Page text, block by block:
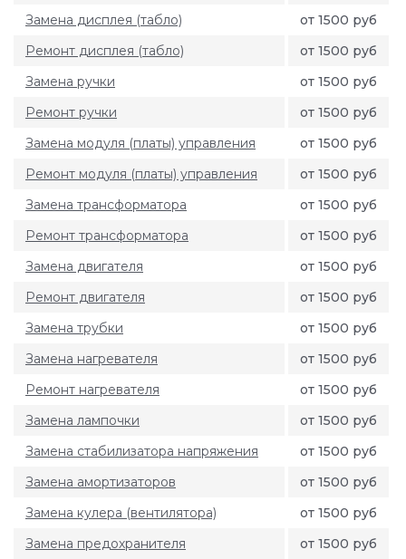
Замена дисплея (табло)
от 1500 руб
Ремонт дисплея (табло)
от 1500 руб
Замена ручки
от 1500 руб
Ремонт ручки
от 1500 руб
Замена модуля (платы) управления
от 1500 руб
Ремонт модуля (платы) управления
от 1500 руб
Замена трансформатора
от 1500 руб
Ремонт трансформатора
от 1500 руб
Замена двигателя
от 1500 руб
Ремонт двигателя
от 1500 руб
Замена трубки
от 1500 руб
Замена нагревателя
от 1500 руб
Ремонт нагревателя
от 1500 руб
Замена лампочки
от 1500 руб
Замена стабилизатора напряжения
от 1500 руб
Замена амортизаторов
от 1500 руб
Замена кулера (вентилятора)
от 1500 руб
Замена предохранителя
от 1500 руб